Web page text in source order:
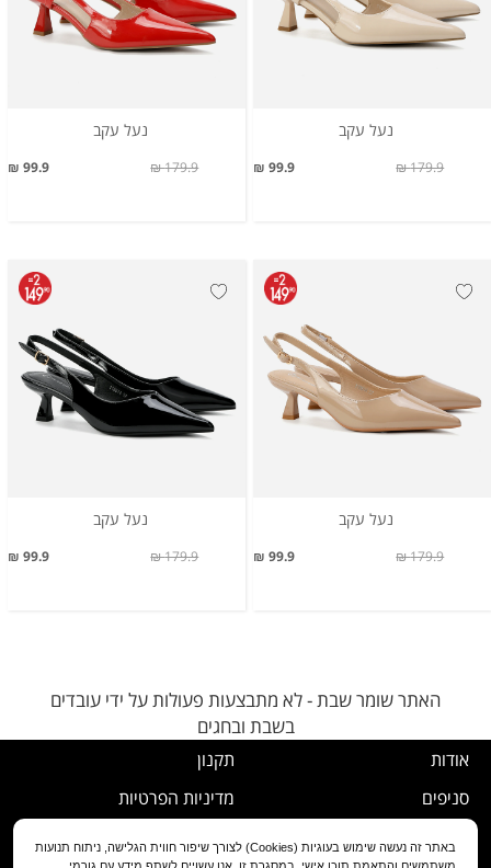
נעל עקב
99.9 ₪ 179.9 ₪
נעל עקב
99.9 ₪ 179.9 ₪
נעל עקב
99.9 ₪ 179.9 ₪
נעל עקב
99.9 ₪ 179.9 ₪
האתר שומר שבת - לא מתבצעות פעולות על ידי עובדים
בשבת ובחגים
אודות
סניפים
תקנון
מדיניות הפרטיות
נוהל ביטול עסקה
באתר זה נעשה שימוש בעוגיות (Cookies) לצורך שיפור חווית הגלישה, ניתוח תנועות